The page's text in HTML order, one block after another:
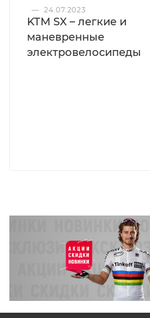
— 24.07.2023
KTM SX – легкие и
маневренные
электровелосипеды